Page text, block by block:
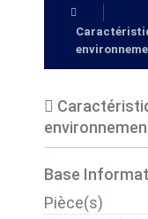
Base
Pièce(s)